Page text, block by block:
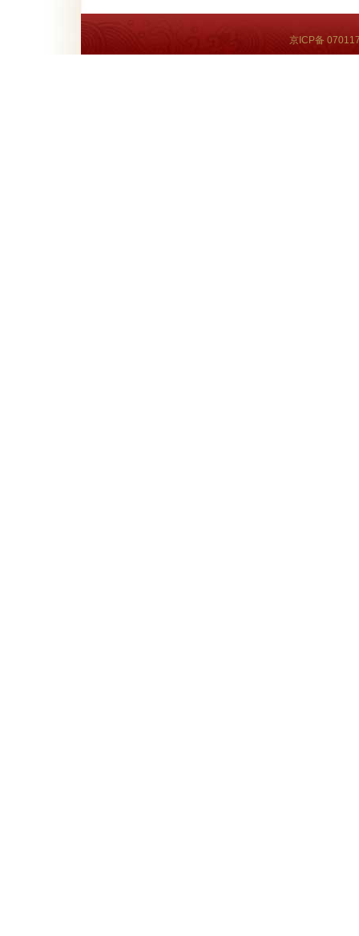
京ICP备